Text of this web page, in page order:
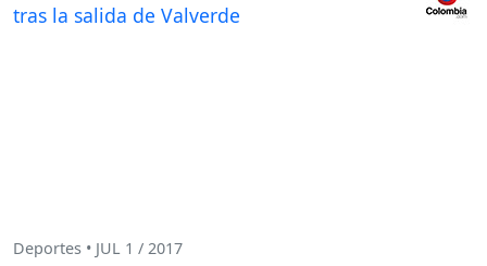
Deportes • JUL 1 / 2017